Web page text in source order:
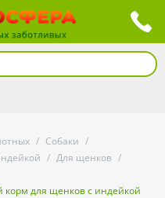
/ Собаки /
/ Для щенков /
для щенков с индейкой